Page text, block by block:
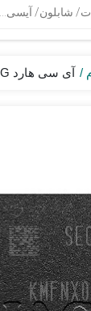
آی سی هارد KMJ5X000WM-B413 4G